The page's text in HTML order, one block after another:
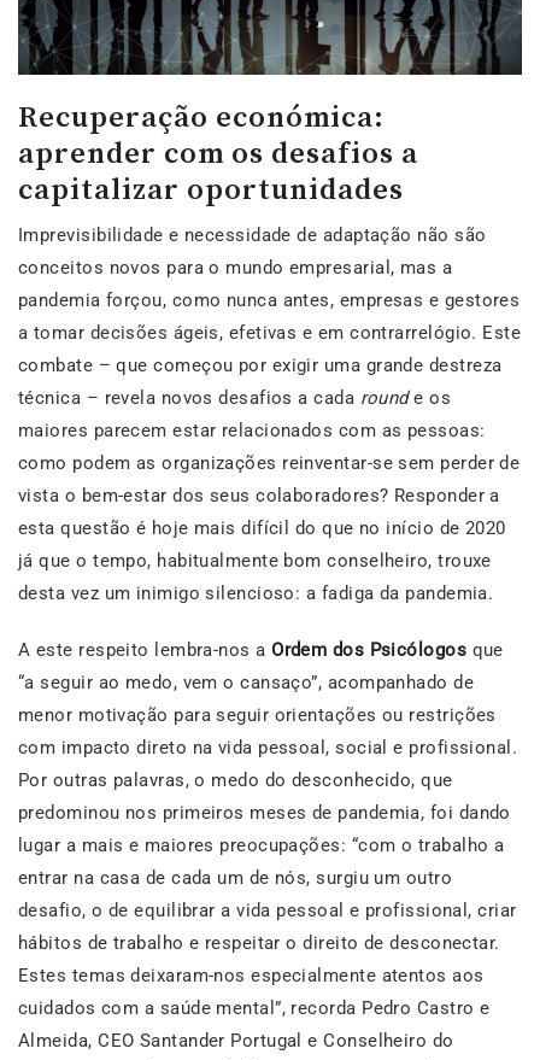
Recuperação económica:
aprender com os desafios a
capitalizar oportunidades
Imprevisibilidade e necessidade de adaptação não são
conceitos novos para o mundo empresarial, mas a
pandemia forçou, como nunca antes, empresas e gestores
a tomar decisões ágeis, efetivas e em contrarrelógio. Este
combate – que começou por exigir uma grande destreza
técnica – revela novos desafios a cada rounde os
maiores parecem estar relacionados com as pessoas:
como podem as organizações reinventar-se sem perder de
vista o bem-estar dos seus colaboradores? Responder a
esta questão é hoje mais difícil do que no início de 2020
já que o tempo, habitualmente bom conselheiro, trouxe
desta vez um inimigo silencioso: a fadiga da pandemia.
A este respeito lembra-nos aOrdem dos Psicólogos que
“a seguir ao medo, vem o cansaço”, acompanhado de
menor motivação para seguir orientações ou restrições
com impacto direto na vida pessoal, social e profissional.
Por outras palavras, o medo do desconhecido, que
predominou nos primeiros meses de pandemia, foi dando
lugar a mais e maiores preocupações: “com o trabalho a
entrar na casa de cada um de nós, surgiu um outro
desafio, o de equilibrar a vida pessoal e profissional, criar
hábitos de trabalho e respeitar o direito de desconectar.
Estes temas deixaram-nos especialmente atentos aos
cuidados com a saúde mental”, recorda Pedro Castro e
Almeida, CEO Santander Portugal e Conselheiro do